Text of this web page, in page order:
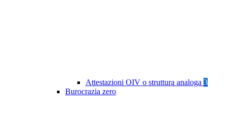
Attestazioni OIV o struttura analoga 3
Burocrazia zero